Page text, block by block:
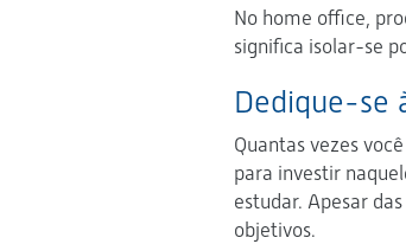
No home office,
significa isolar-se
Dedique-se
Quantas vezes
para investir
estudar. Apesar
objetivos.